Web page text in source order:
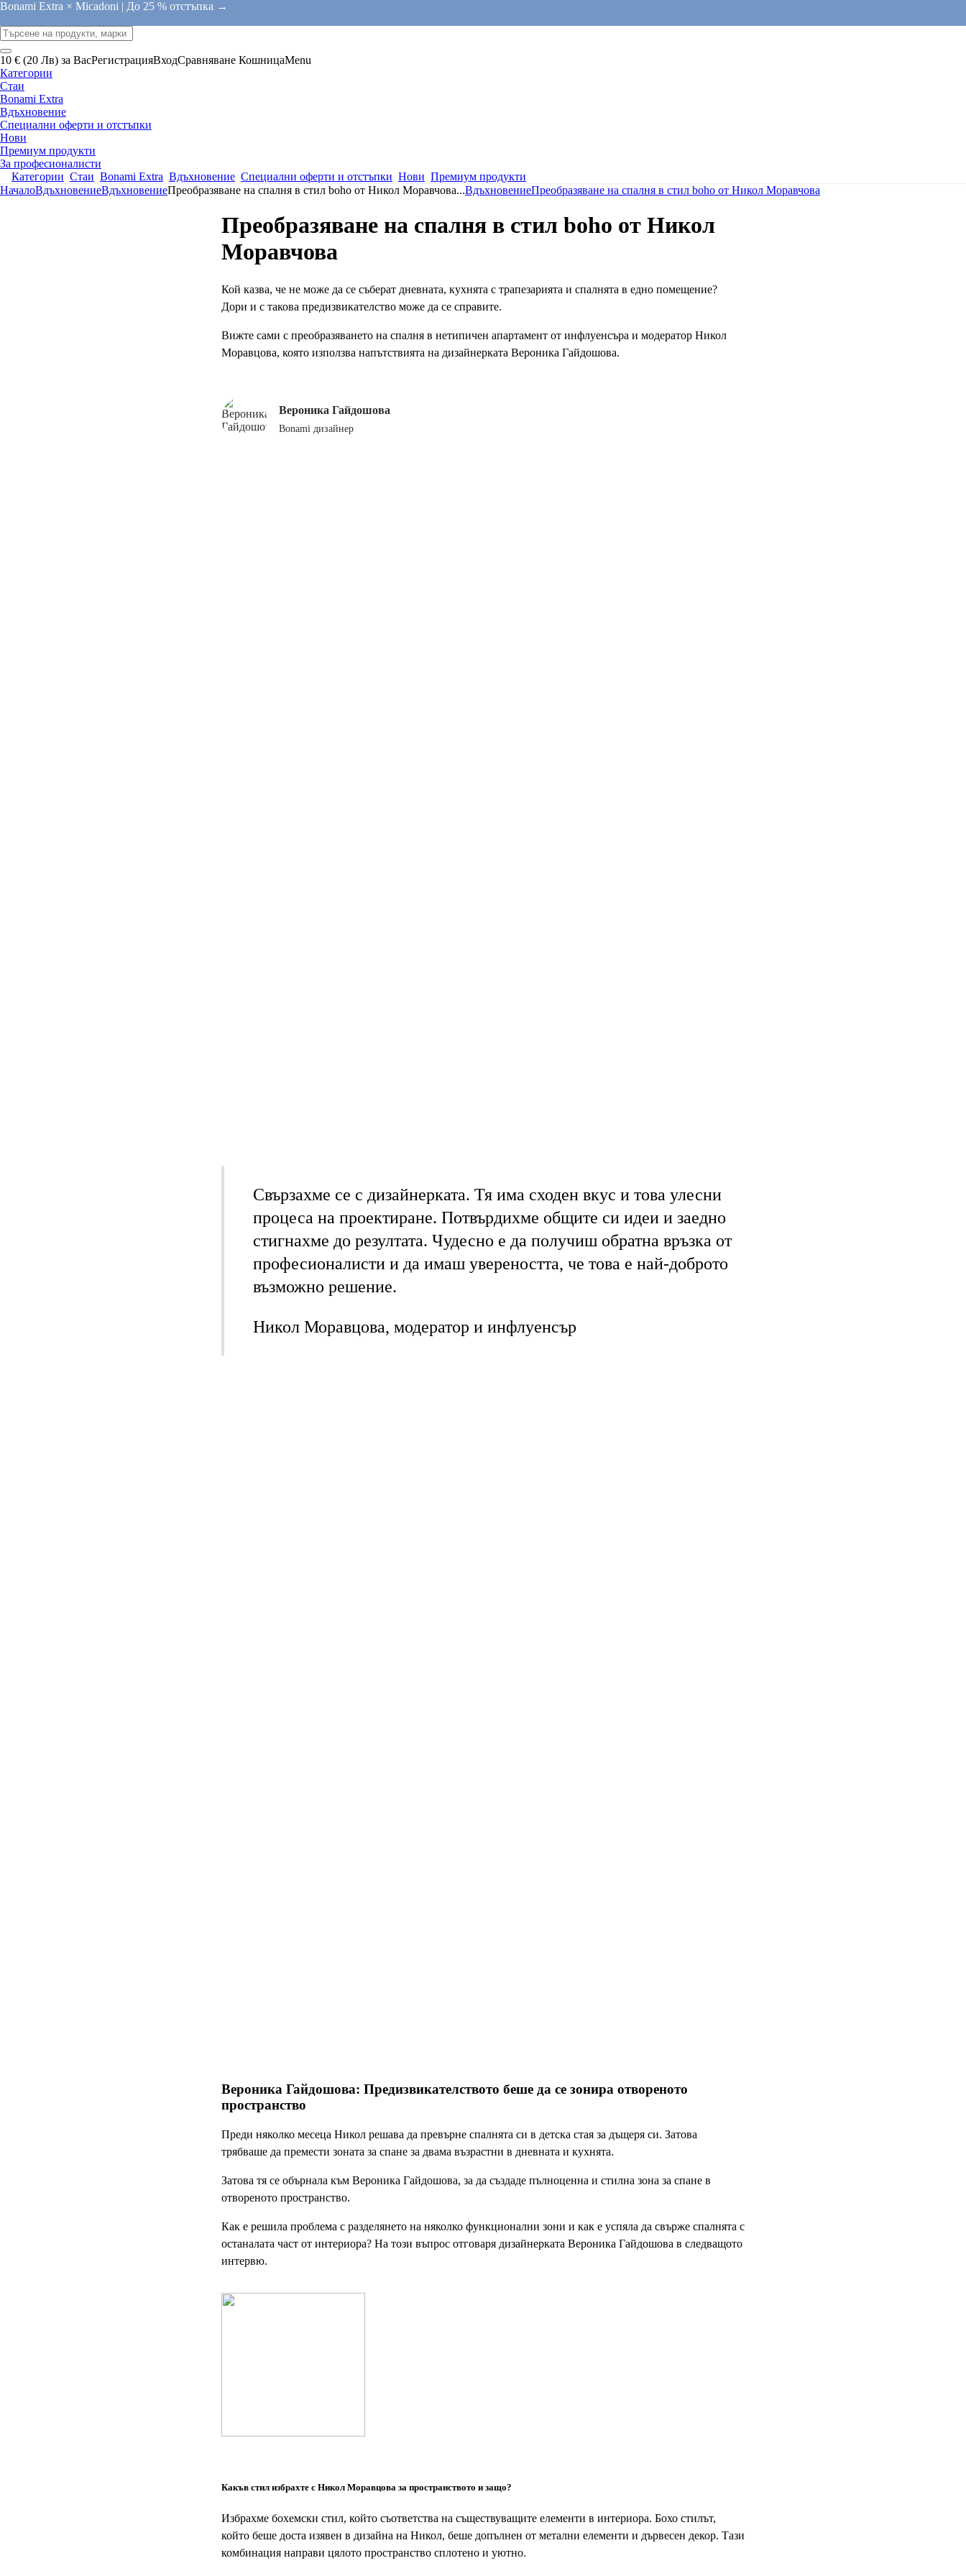
Bonami Extra × Micadoni | До 25 % отстъпка →
10 € (20 Лв) за ВасРегистрацияВходСравняване КошницаMenu
Категории
Стаи
Bonami Extra
Вдъхновение
Специални оферти и отстъпки
Нови
Премиум продукти
За професионалисти
Категории Стаи Bonami Extra Вдъхновение Специални оферти и отстъпки Нови Премиум продукти
НачалоВдъхновениеВдъхновениеПреобразяване на спалня в стил boho от Никол Моравчова...ВдъхновениеПреобразяване на спалня в стил boho от Никол Моравчова
Преобразяване на спалня в стил boho от Никол
Моравчова
Кой казва, че не може да се съберат дневната, кухнята с трапезарията и спалнята в едно помещение?
Дори и с такова предизвикателство може да се справите.
Вижте сами с преобразяването на спалня в нетипичен апартамент от инфлуенсъра и модератор Никол
Моравцова, която използва напътствията на дизайнерката Вероника Гайдошова.
Вероника Гайдошова
Bonami дизайнер
Свързахме се с дизайнерката. Тя има сходен вкус и това улесни
процеса на проектиране. Потвърдихме общите си идеи и заедно
стигнахме до резултата. Чудесно е да получиш обратна връзка от
професионалисти и да имаш увереността, че това е най-доброто
възможно решение.
Никол Моравцова, модератор и инфлуенсър
Вероника Гайдошова: Предизвикателството беше да се зонира отвореното
пространство
Преди няколко месеца Никол решава да превърне спалнята си в детска стая за дъщеря си. Затова
трябваше да премести зоната за спане за двама възрастни в дневната и кухнята.
Затова тя се обърнала към Вероника Гайдошова, за да създаде пълноценна и стилна зона за спане в
отвореното пространство.
Как е решила проблема с разделянето на няколко функционални зони и как е успяла да свърже спалнята с
останалата част от интериора? На този въпрос отговаря дизайнерката Вероника Гайдошова в следващото
интервю.
Какъв стил избрахте с Никол Моравцова за пространството и защо?
Избрахме бохемски стил, който съответства на съществуващите елементи в интериора. Бохо стилът,
който беше доста изявен в дизайна на Никол, беше допълнен от метални елементи и дървесен декор. Тази
комбинация направи цялото пространство сплотено и уютно.